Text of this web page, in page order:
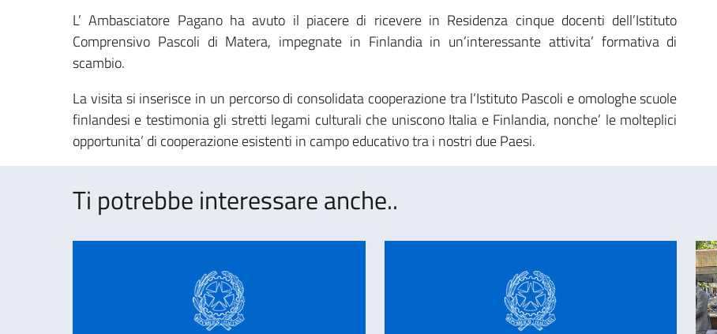
L’ Ambasciatore Pagano ha avuto il piacere di ricevere in Residenza cinque docenti dell’Istituto
Comprensivo Pascoli di Matera, impegnate in Finlandia in un’interessante attivita’ formativa di
scambio.
La visita si inserisce in un percorso di consolidata cooperazione tra l’Istituto Pascoli e omologhe scuole
finlandesi e testimonia gli stretti legami culturali che uniscono Italia e Finlandia, nonche’ le molteplici
opportunita’ di cooperazione esistenti in campo educativo tra i nostri due Paesi.
Ti potrebbe interessare anche..